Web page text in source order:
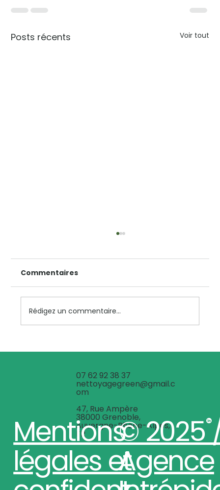
Posts récents Voir tout
Grenoble pour les entreprises
Dans un contexte où la propreté des
locaux influence directement l’image et la
productivité des entreprises, choisir un
service de nettoyage adapté devient une
priorité. À Grenoble, de plus en plus d’
Commentaires
Rédigez un commentaire...
07 62 92 38 37
nettoyagegreen@gmail.c
om
47, Rue Ampère
38000 Grenoble,
Auvergne-Rhône-Alpes,
FR
Mentions
légales et
© 2025
Agence